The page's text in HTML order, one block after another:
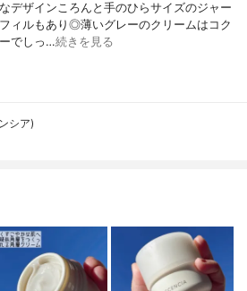
デザインころんと手のひらサイズのジャー
ィルもあり◎薄いグレーのクリームはコク
でしっ…続きを見る
シア)